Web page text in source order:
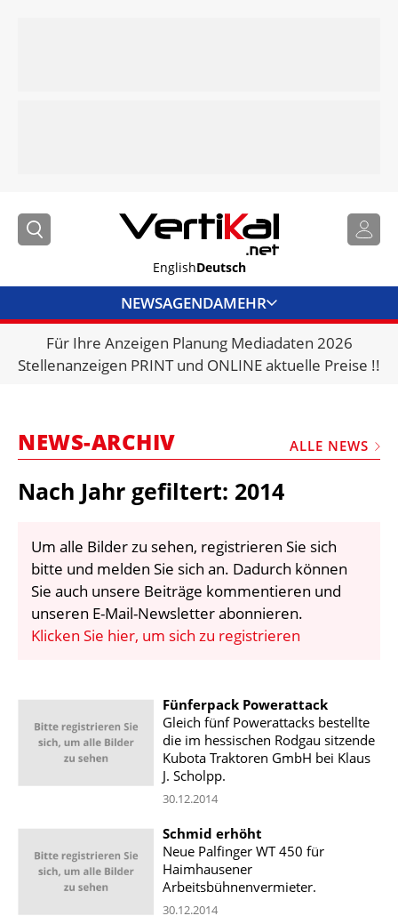
EnglishDeutsch
NEWSAGENDAMEHR
BRANCHENLINKS
VERMIETER
MARKTPLATZ
BIBLIOTHEK
KRAN & BÜHNE
MEDIADATEN
WÄHRUNGSRECHNER
KONTAKT
Für Ihre Anzeigen Planung Mediadaten 2026
Stellenanzeigen PRINT und ONLINE aktuelle Preise !!
NEWS-ARCHIV ALLE NEWS
Nach Jahr gefiltert: 2014
Um alle Bilder zu sehen, registrieren Sie sich
bitte und melden Sie sich an. Dadurch können
Sie auch unsere Beiträge kommentieren und
unseren E-Mail-Newsletter abonnieren.
Klicken Sie hier, um sich zu registrieren
Fünferpack Powerattack
Gleich fünf Powerattacks bestellte
die im hessischen Rodgau sitzende
Kubota Traktoren GmbH bei Klaus
J. Scholpp.
30.12.2014
Schmid erhöht
Neue Palfinger WT 450 für
Haimhausener
Arbeitsbühnenvermieter.
30.12.2014